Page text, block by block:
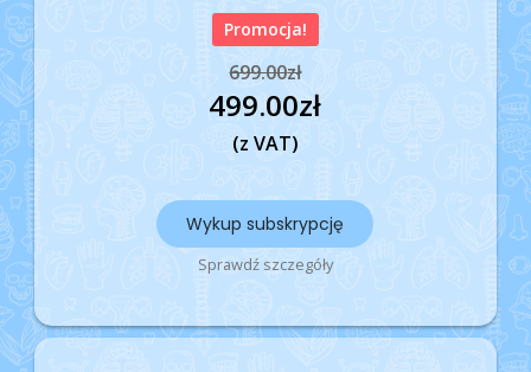
Promocja!
699.00zł
499.00zł
(z VAT)
Wykup subskrypcję
Sprawdź szczegóły